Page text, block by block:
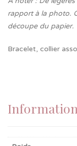
rapport à la photo.
découpe du papier.
Bracelet, collier